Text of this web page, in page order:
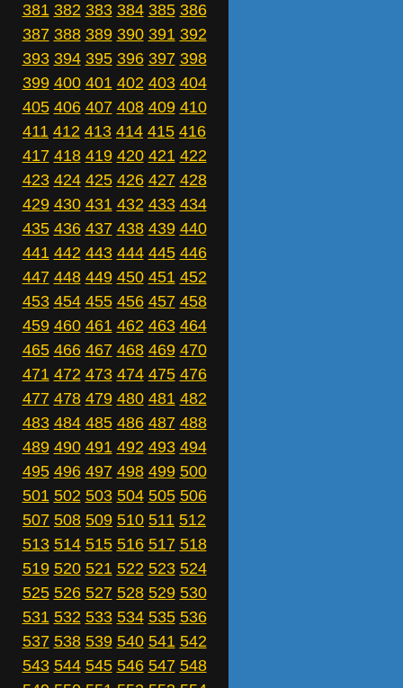
381 382 383 384 385 386
387 388 389 390 391 392
393 394 395 396 397 398
399 400 401 402 403 404
405 406 407 408 409 410
411 412 413 414 415 416
417 418 419 420 421 422
423 424 425 426 427 428
429 430 431 432 433 434
435 436 437 438 439 440
441 442 443 444 445 446
447 448 449 450 451 452
453 454 455 456 457 458
459 460 461 462 463 464
465 466 467 468 469 470
471 472 473 474 475 476
477 478 479 480 481 482
483 484 485 486 487 488
489 490 491 492 493 494
495 496 497 498 499 500
501 502 503 504 505 506
507 508 509 510 511 512
513 514 515 516 517 518
519 520 521 522 523 524
525 526 527 528 529 530
531 532 533 534 535 536
537 538 539 540 541 542
543 544 545 546 547 548